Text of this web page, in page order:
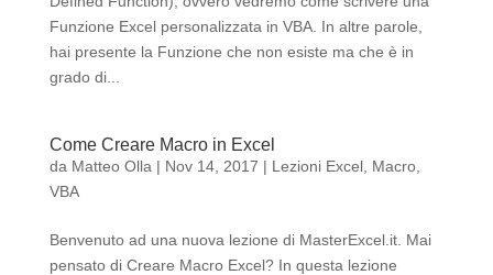
Funzione Excel personalizzata in VBA. In altre parole,
hai presente la Funzione che non esiste ma che è in
grado di...
Come Creare Macro in Excel
da Matteo Olla | Nov 14, 2017 | Lezioni Excel, Macro,
VBA
Benvenuto ad una nuova lezione di MasterExcel.it. Mai
pensato di Creare Macro Excel? In questa lezione